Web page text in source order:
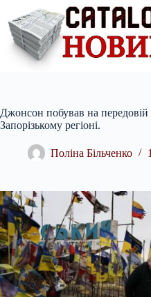
вмісту
Джонсон побував на передовій
Запорізькому регіоні.
Поліна Більченко